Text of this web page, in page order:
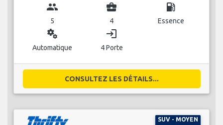
group
5
business_center
4
local_gas_station
Essence
miscellaneous_services
Automatique
login
4 Porte
CONSULTEZ LES DÉTAILS...
SUV - MOYEN